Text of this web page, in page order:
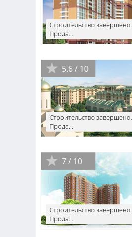
Строительство завершено.
Прода...
5.6 / 10
Строительство завершено.
Прода...
7 / 10
Строительство завершено.
Прода...